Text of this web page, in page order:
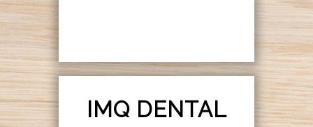
IMQ DENTAL